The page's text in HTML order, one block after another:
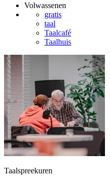
Volwassenen
gratis
taal
Taalcafé
Taalhuis
Taalspreekuren